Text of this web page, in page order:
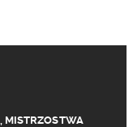
, MISTRZOSTWA